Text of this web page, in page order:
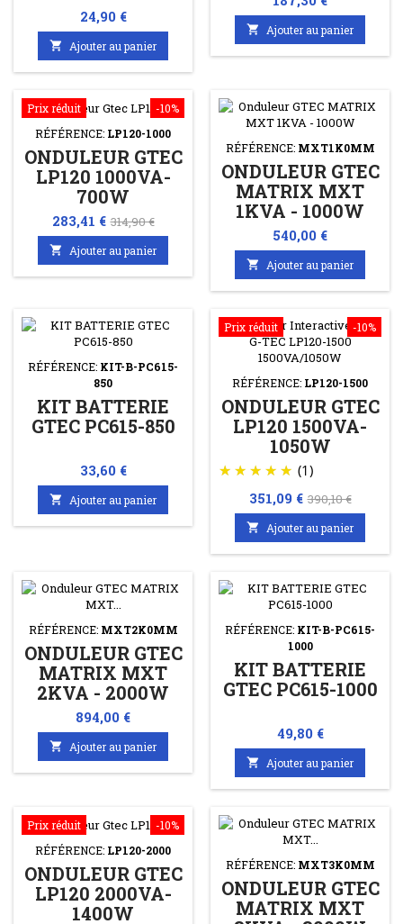
Prix
24,90 €
 Ajouter au panier
 Ajouter au panier
-10%
Prix réduit
RÉFÉRENCE: LP120-1000
ONDULEUR GTEC
LP120 1000VA-
700W
Prix
283,41 € Prix
base
314,90 €
 Ajouter au panier
RÉFÉRENCE: MXT1K0MM
ONDULEUR GTEC
MATRIX MXT
1KVA - 1000W
Prix
540,00 €
 Ajouter au panier
RÉFÉRENCE: KIT-B-PC615-
850
KIT BATTERIE
GTEC PC615-850
Prix
33,60 €
 Ajouter au panier
-10%
Prix réduit
RÉFÉRENCE: LP120-1500
ONDULEUR GTEC
LP120 1500VA-
1050W
(1)
Prix
351,09 € Prix
base
390,10 €
 Ajouter au panier
RÉFÉRENCE: MXT2K0MM
ONDULEUR GTEC
MATRIX MXT
2KVA - 2000W
Prix
894,00 €
 Ajouter au panier
RÉFÉRENCE: KIT-B-PC615-
1000
KIT BATTERIE
GTEC PC615-1000
Prix
49,80 €
 Ajouter au panier
-10%
Prix réduit
RÉFÉRENCE: LP120-2000
ONDULEUR GTEC
LP120 2000VA-
1400W
RÉFÉRENCE: MXT3K0MM
ONDULEUR GTEC
MATRIX MXT